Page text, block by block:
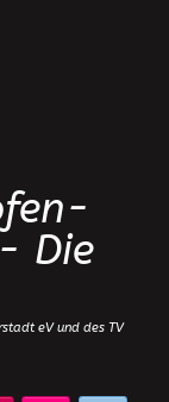
Die
eV und des TV